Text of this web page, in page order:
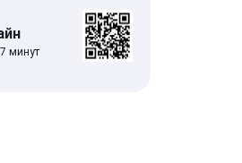
минут